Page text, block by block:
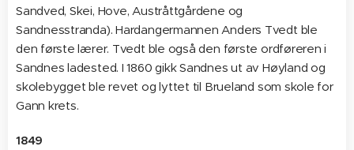
Sandved, Skei, Hove, Austråttgårdene og
Sandnesstranda). Hardangermannen Anders Tvedt ble
den første lærer. Tvedt ble også den første ordføreren i
Sandnes ladested. I 1860 gikk Sandnes ut av Høyland og
skolebygget ble revet og lyttet til Brueland som skole for
Gann krets.
1849